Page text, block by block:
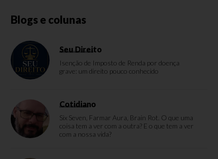
Blogs e colunas
Seu Direito
Isenção de Imposto de Renda por doença
grave: um direito pouco conhecido
Cotidiano
Six Seven, Farmar Aura, Brain Rot. O que uma
coisa tem a ver com a outra? E o que tem a ver
com a nossa vida?